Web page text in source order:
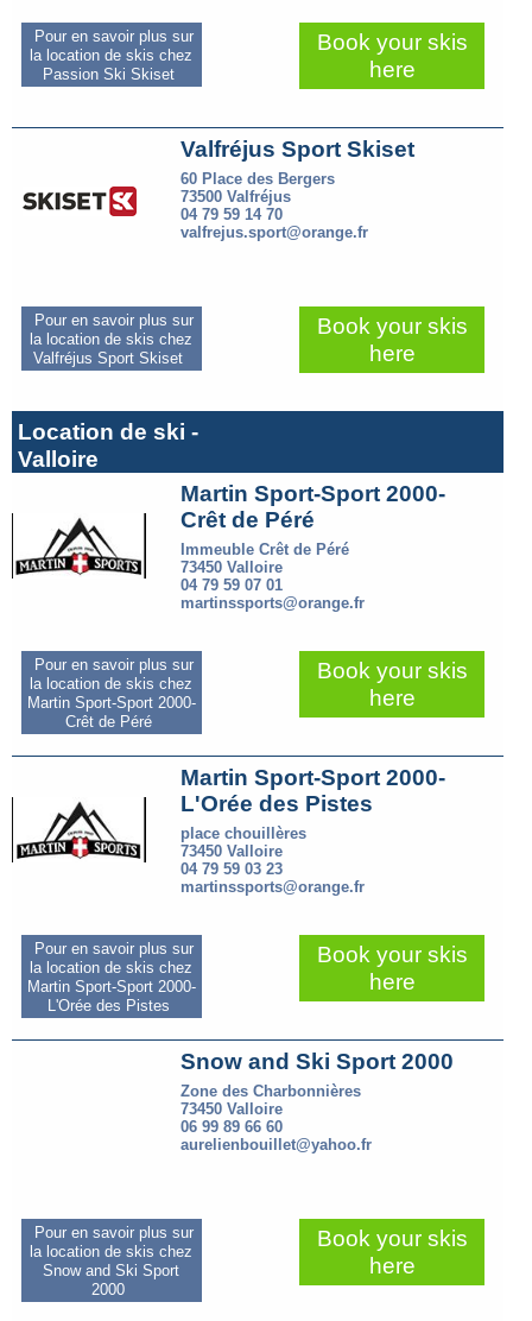
Pour en savoir plus sur
la location de skis chez
Passion Ski Skiset
Book your skis
here
Valfréjus Sport Skiset
60 Place des Bergers
73500 Valfréjus
04 79 59 14 70
valfrejus.sport@orange.fr
Pour en savoir plus sur
la location de skis chez
Valfréjus Sport Skiset
Book your skis
here
Location de ski -
Valloire
Martin Sport-Sport 2000-
Crêt de Péré
Immeuble Crêt de Péré
73450 Valloire
04 79 59 07 01
martinssports@orange.fr
Pour en savoir plus sur
la location de skis chez
Martin Sport-Sport 2000-
Crêt de Péré
Book your skis
here
Martin Sport-Sport 2000-
L'Orée des Pistes
place chouillères
73450 Valloire
04 79 59 03 23
martinssports@orange.fr
Pour en savoir plus sur
la location de skis chez
Martin Sport-Sport 2000-
L'Orée des Pistes
Book your skis
here
Snow and Ski Sport 2000
Zone des Charbonnières
73450 Valloire
06 99 89 66 60
aurelienbouillet@yahoo.fr
Pour en savoir plus sur
la location de skis chez
Snow and Ski Sport
2000
Book your skis
here